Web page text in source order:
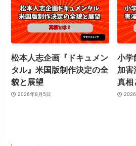
松本人志企画『ドキュメン
タル』米国版制作決定の全
貌と展望
2026年8月5日
小学
加害
真相